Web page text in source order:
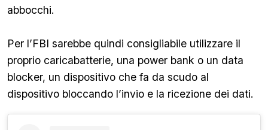
abbocchi.
Per l’FBI sarebbe quindi consigliabile utilizzare il
proprio caricabatterie, una power bank o un data
blocker, un dispositivo che fa da scudo al
dispositivo bloccando l’invio e la ricezione dei dati.